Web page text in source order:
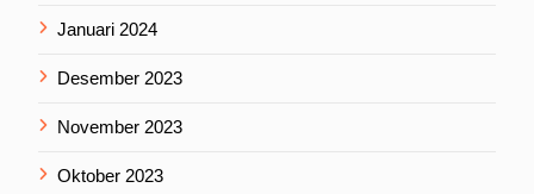
Januari 2024
Desember 2023
November 2023
Oktober 2023